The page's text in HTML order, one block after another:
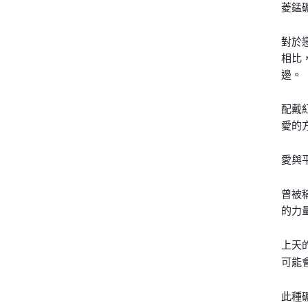
菱錳
對於
相比
邊。
配戴
愛的
愛與
曾被
的力
上
可能
此種